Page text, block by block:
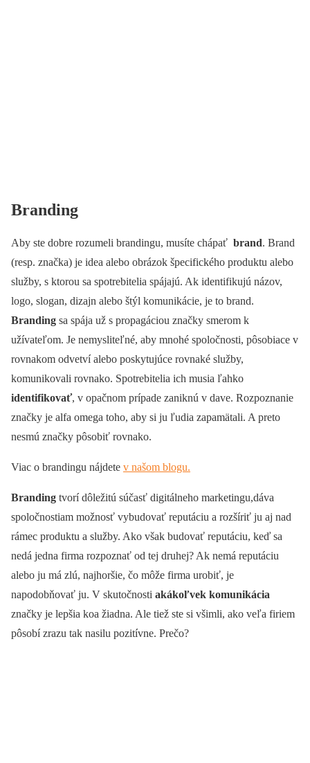
Branding
Aby ste dobre rozumeli brandingu, musíte chápať brand. Brand
(resp. značka) je idea alebo obrázok špecifického produktu alebo
služby, s ktorou sa spotrebitelia spájajú. Ak identifikujú názov,
logo, slogan, dizajn alebo štýl komunikácie, je to brand.
Branding sa spája už s propagáciou značky smerom k
užívateľom. Je nemysliteľné, aby mnohé spoločnosti, pôsobiace v
rovnakom odvetví alebo poskytujúce rovnaké služby,
komunikovali rovnako. Spotrebitelia ich musia ľahko
identifikovať, v opačnom prípade zaniknú v dave. Rozpoznanie
značky je alfa omega toho, aby si ju ľudia zapamätali. A preto
nesmú značky pôsobiť rovnako.
Viac o brandingu nájdete v našom blogu.
Branding tvorí dôležitú súčasť digitálneho marketingu,dáva
spoločnostiam možnosť vybudovať reputáciu a rozšíriť ju aj nad
rámec produktu a služby. Ako však budovať reputáciu, keď sa
nedá jedna firma rozpoznať od tej druhej? Ak nemá reputáciu
alebo ju má zlú, najhoršie, čo môže firma urobiť, je
napodobňovať ju. V skutočnosti akákoľvek komunikácia
značky je lepšia koa žiadna. Ale tiež ste si všimli, ako veľa firiem
pôsobí zrazu tak nasilu pozitívne. Prečo?